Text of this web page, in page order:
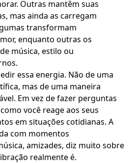
Outras mantêm suas
mas ainda as carregam
transformam
enquanto outras os
música, estilo ou
.
essa energia. Não de uma
mas de uma maneira
Em vez de fazer perguntas
você reage aos seus
em situações cotidianas. A
com momentos
amizades, diz muito sobre
realmente é.